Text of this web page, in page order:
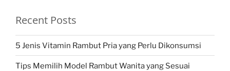
Recent Posts
5 Jenis Vitamin Rambut Pria yang Perlu Dikonsumsi
Tips Memilih Model Rambut Wanita yang Sesuai